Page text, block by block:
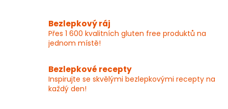
Bezlepkový ráj
Přes 1 600 kvalitních gluten free produktů na
jednom místě!
Bezlepkové recepty
Inspirujte se skvělými bezlepkovými recepty na
každý den!